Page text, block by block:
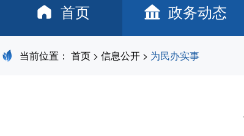
首页 政务动态
当前位置： 首页 > 信息公开 > 为民办实事